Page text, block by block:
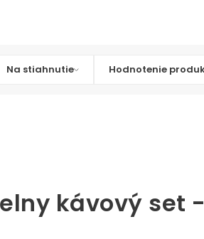
Na stiahnutie Hodnotenie
kávový set